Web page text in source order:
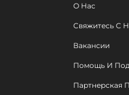
О Нас
Свяжитесь С
Вакансии
Помощь И
Партнерская